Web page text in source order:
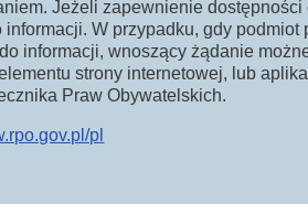
Jeżeli zapewnienie
W przypadku, gdy
informacji, wnoszący żądanie
strony internetowej, lub
Praw Obywatelskich.
pl